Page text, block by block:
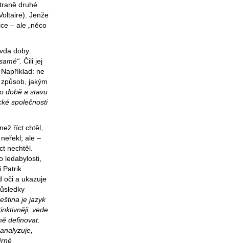
druhé
Jenže
– ale „něco
doby.
. Čili jej
ne
způsob, jakým
době a stavu
společnosti
říct chtěl,
ale –
nechtěl.
ledabylosti,
Patrik
oči a ukazuje
je jazyk
vede
definovat.